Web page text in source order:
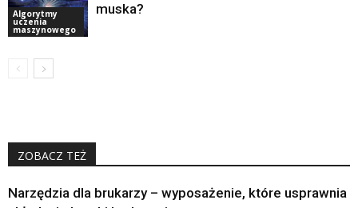
Algorytmy
uczenia
maszynowego
muska?
ZOBACZ TEŻ
Narzędzia dla brukarzy – wyposażenie, które usprawnia